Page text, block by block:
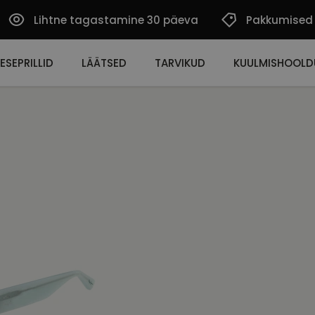
Lihtne tagastamine 30 päeva Pakkumised
LÄÄTSED TARVIKUD